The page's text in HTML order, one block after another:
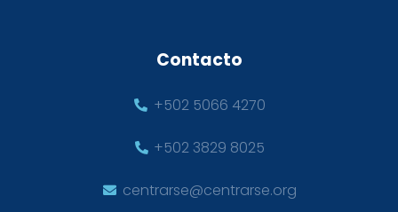
Contacto
+502 5066 4270
+502 3829 8025
centrarse@centrarse.org